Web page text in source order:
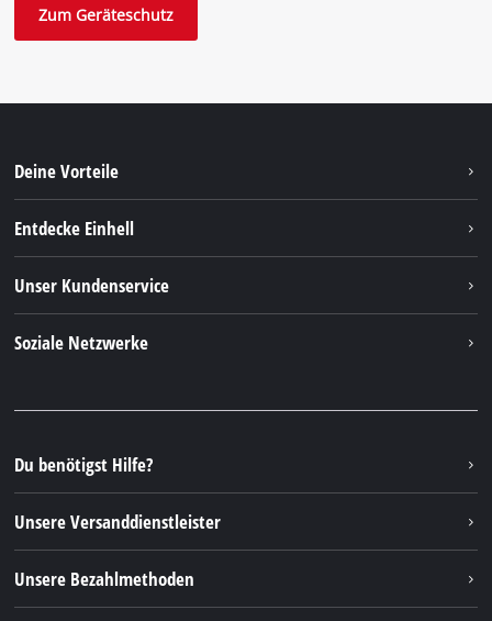
Zum Geräteschutz
Deine Vorteile
Entdecke Einhell
Nachhaltigkeit
Unser Kundenservice
FAQs
Verpackungsrichtlinien
Hinweise zur Batterieentsorgung
Soziale Netzwerke
Instagram
TikTok
Pinterest
Du benötigst Hilfe?
Unsere Versanddienstleister
Unsere Bezahlmethoden